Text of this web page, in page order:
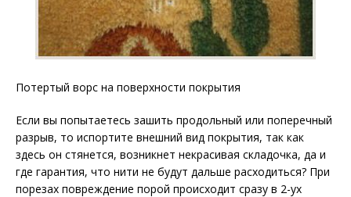
Потертый ворс на поверхности покрытия
Если вы попытаетесь зашить продольный или поперечный
разрыв, то испортите внешний вид покрытия, так как
здесь он стянется, возникнет некрасивая складочка, да и
где гарантия, что нити не будут дальше расходиться? При
порезах повреждение порой происходит сразу в 2-ух